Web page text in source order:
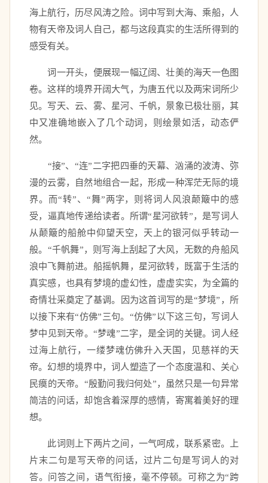
海上航行，历尽风涛之险。词中写到大海、乘船，人
物有天帝及词人自己，都与这段真实的生活所得到的
感受有关。
词一开头，便展现一幅辽阔、壮美的海天一色图
卷。这样的境界开阔大气，为唐五代以及两宋词所少
见。写天、云、雾、星河、千帆，景象已极壮丽，其
中又准确地嵌入了几个动词，则绘景如活，动态俨
然。
“接”、“连”二字把四垂的天幕、汹涌的波涛、弥
漫的云雾，自然地组合一起，形成一种浑茫无际的境
界。而“转”、“舞”两字，则将词人风浪颠簸中的感
受，逼真地传递给读者。所谓“星河欲转”，是写词人
从颠簸的船舱中仰望天空，天上的银河似乎转动一
般。“千帆舞”，则写海上刮起了大风，无数的舟船风
浪中飞舞前进。船摇帆舞，星河欲转，既富于生活的
真实感，也具有梦境的虚幻性，虚虚实实，为全篇的
奇情壮采奠定了基调。因为这首词写的是“梦境”，所
以接下来有“仿佛”三句。“仿佛”以下这三句，写词人
梦中见到天帝。“梦魂”二字，是全词的关键。词人经
过海上航行，一缕梦魂仿佛升入天国，见慈祥的天
帝。幻想的境界中，词人塑造了一个态度温和、关心
民瘼的天帝。“殷勤问我归何处”，虽然只是一句异常
简洁的问话，却饱含着深厚的感情，寄寓着美好的理
想。
此词则上下两片之间，一气呵成，联系紧密。上
片末二句是写天帝的问话，过片二句是写词人的对
答。问答之间，语气衔接，毫不停顿。可称之为“跨